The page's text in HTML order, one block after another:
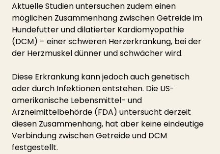
Aktuelle Studien untersuchen zudem einen
möglichen Zusammenhang zwischen Getreide im
Hundefutter und dilatierter Kardiomyopathie
(DCM) – einer schweren Herzerkrankung, bei der
der Herzmuskel dünner und schwächer wird.
Diese Erkrankung kann jedoch auch genetisch
oder durch Infektionen entstehen. Die US-
amerikanische Lebensmittel- und
Arzneimittelbehörde (FDA) untersucht derzeit
diesen Zusammenhang, hat aber keine eindeutige
Verbindung zwischen Getreide und DCM
festgestellt.